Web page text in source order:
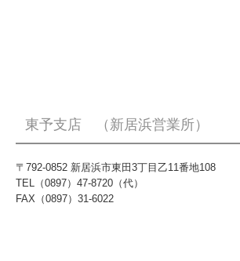
東予支店 （新居浜営業所）
〒792-0852 新居浜市東田3丁目乙11番地108
TEL（0897）47-8720（代）
FAX（0897）31-6022